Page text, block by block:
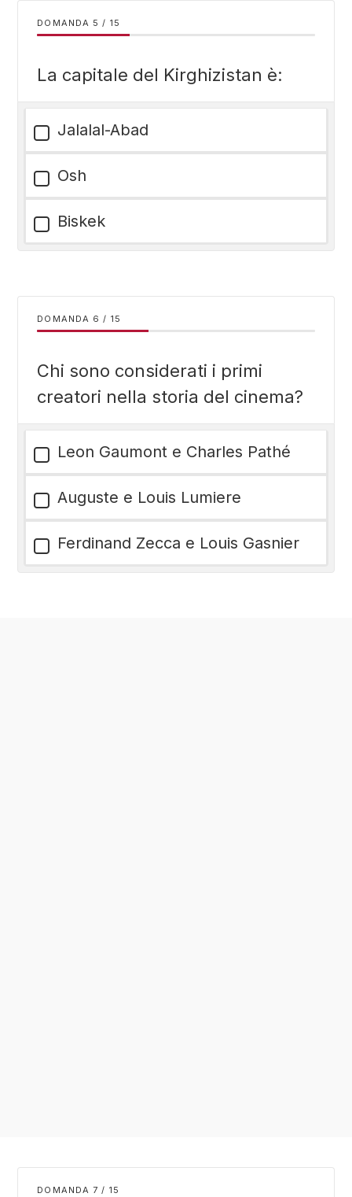
DOMANDA / 15
La capitale del Kirghizistan è:
Jalalal-Abad
Osh
Biskek
DOMANDA / 15
Chi sono considerati i primi
creatori nella storia del cinema?
Leon Gaumont e Charles Pathé
Auguste e Louis Lumiere
Ferdinand Zecca e Louis Gasnier
DOMANDA / 15